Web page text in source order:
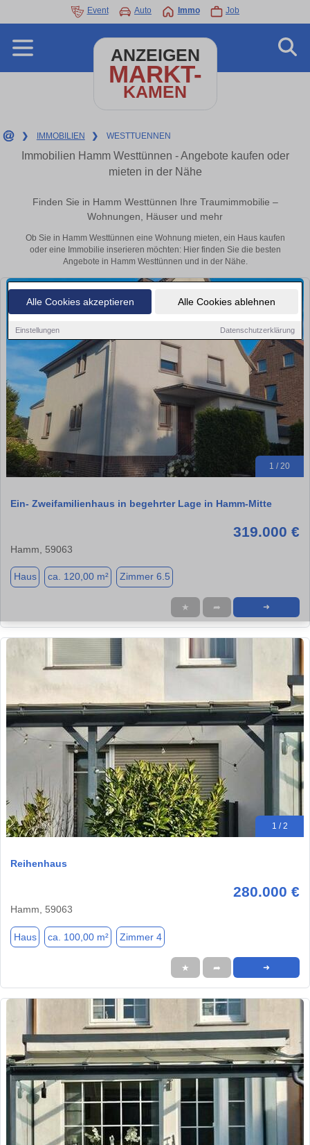
Alle Cookies akzeptieren Alle Cookies ablehnen
Einstellungen Datenschutzerklärung
Event Auto Immo Job
ANZEIGEN
MARKT-
KAMEN
❯ IMMOBILIEN ❯ WESTTUENNEN
Immobilien Hamm Westtünnen - Angebote kaufen oder
mieten in der Nähe
Finden Sie in Hamm Westtünnen Ihre Traumimmobilie –
Wohnungen, Häuser und mehr
Ob Sie in Hamm Westtünnen eine Wohnung mieten, ein Haus kaufen
oder eine Immobilie inserieren möchten: Hier finden Sie die besten
Angebote in Hamm Westtünnen und in der Nähe.
1 / 20
Ein- Zweifamilienhaus in begehrter Lage in Hamm-Mitte
319.000 €
Hamm, 59063
Haus ca. 120,00 m² Zimmer 6.5
★ ➦ ➜
1 / 2
Reihenhaus
280.000 €
Hamm, 59063
Haus ca. 100,00 m² Zimmer 4
★ ➦ ➜